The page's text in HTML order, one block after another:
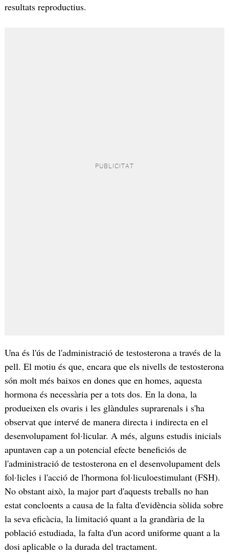
resultats reproductius.
Una és l'ús de l'administració de testosterona a través de la
pell. El motiu és que, encara que els nivells de testosterona
són molt més baixos en dones que en homes, aquesta
hormona és necessària per a tots dos. En la dona, la
produeixen els ovaris i les glàndules suprarenals i s'ha
observat que intervé de manera directa i indirecta en el
desenvolupament fol·licular. A més, alguns estudis inicials
apuntaven cap a un potencial efecte beneficiós de
l'administració de testosterona en el desenvolupament dels
fol·licles i l'acció de l'hormona fol·liculoestimulant (FSH).
No obstant això, la major part d'aquests treballs no han
estat concloents a causa de la falta d'evidència sòlida sobre
la seva eficàcia, la limitació quant a la grandària de la
població estudiada, la falta d'un acord uniforme quant a la
dosi aplicable o la durada del tractament.